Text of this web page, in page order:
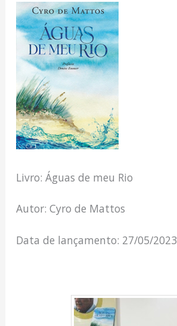
Livro: Águas de meu Rio
Autor: Cyro de Mattos
Data de lançamento: 27/05/2023